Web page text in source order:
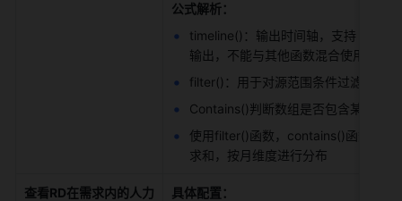
公式解析：
timeline()：输出时间轴，支持 day
输出，不能与其他函数混合使用 例
filter()：用于对源范围条件过滤后，
Contains()判断数组是否包含某一个
使用filter()函数，contains()函数，过
求和，按月维度进行分布
查看RD在需求内的人力
具体配置：